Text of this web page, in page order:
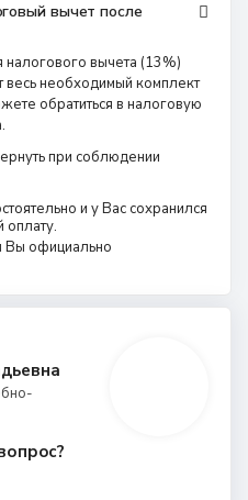
вычет после
вычета (13%)
весь необходимый комплект
обратиться в налоговую
при соблюдении
и у Вас сохранился
Вы официально